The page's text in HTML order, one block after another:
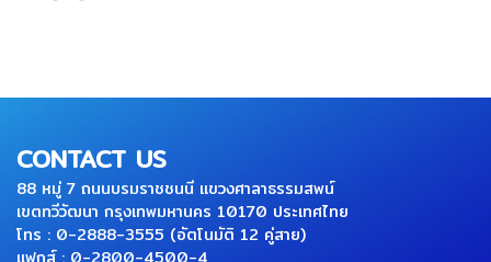
CONTACT US
88 หมู่ 7 ถนนบรมราชชนนี แขวงศาลาธรรมสพน์
เขตทวีวัฒนา กรุงเทพมหานคร 10170 ประเทศไทย
โทร : 0-2888-3555 (อัตโนมัติ 12 คู่สาย)